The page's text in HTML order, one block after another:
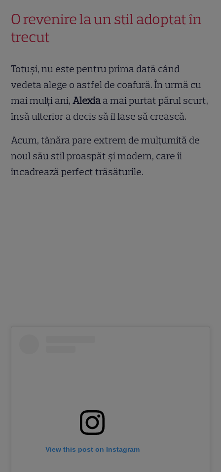
O revenire la un stil adoptat în
trecut
Totuși, nu este pentru prima dată când
vedeta alege o astfel de coafură. În urmă cu
mai mulți ani,Alexia a mai purtat părul scurt,
însă ulterior a decis să îl lase să crească.
Acum, tânăra pare extrem de mulțumită de
noul său stil proaspăt și modern, care îi
încadrează perfect trăsăturile.
View this post on Instagram